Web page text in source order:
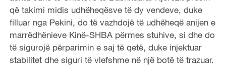
që takimi midis udhëheqësve të dy vendeve, duke
filluar nga Pekini, do të vazhdojë të udhëheqë anijen e
marrëdhënieve Kinë-SHBA përmes stuhive, si dhe do
të sigurojë përparimin e saj të qetë, duke injektuar
stabilitet dhe siguri të vlefshme në një botë të trazuar.